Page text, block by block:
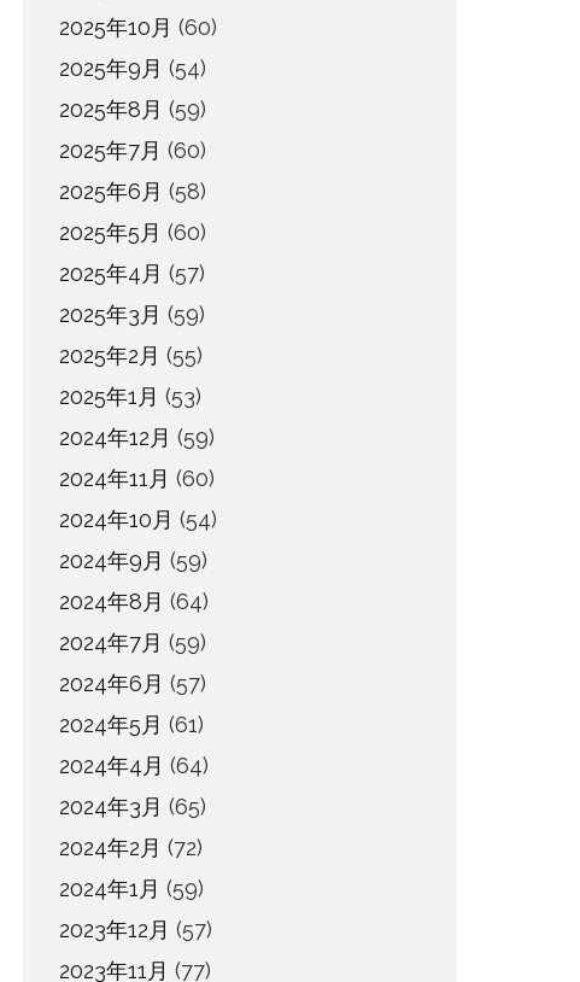
2025年10月 (60)
2025年9月 (54)
2025年8月 (59)
2025年7月 (60)
2025年6月 (58)
2025年5月 (60)
2025年4月 (57)
2025年3月 (59)
2025年2月 (55)
2025年1月 (53)
2024年12月 (59)
2024年11月 (60)
2024年10月 (54)
2024年9月 (59)
2024年8月 (64)
2024年7月 (59)
2024年6月 (57)
2024年5月 (61)
2024年4月 (64)
2024年3月 (65)
2024年2月 (72)
2024年1月 (59)
2023年12月 (57)
2023年11月 (77)